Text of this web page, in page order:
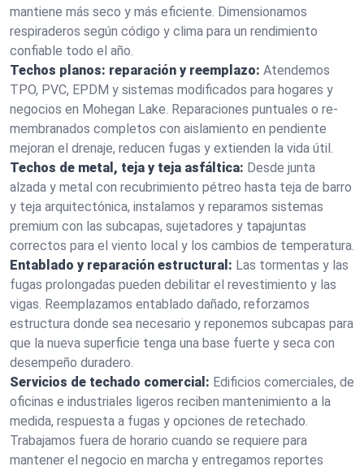
mantiene más seco y más eficiente. Dimensionamos
respiraderos según código y clima para un rendimiento
confiable todo el año.
Techos planos: reparación y reemplazo: Atendemos
TPO, PVC, EPDM y sistemas modificados para hogares y
negocios en Mohegan Lake. Reparaciones puntuales o re-
membranados completos con aislamiento en pendiente
mejoran el drenaje, reducen fugas y extienden la vida útil.
Techos de metal, teja y teja asfáltica: Desde junta
alzada y metal con recubrimiento pétreo hasta teja de barro
y teja arquitectónica, instalamos y reparamos sistemas
premium con las subcapas, sujetadores y tapajuntas
correctos para el viento local y los cambios de temperatura.
Entablado y reparación estructural: Las tormentas y las
fugas prolongadas pueden debilitar el revestimiento y las
vigas. Reemplazamos entablado dañado, reforzamos
estructura donde sea necesario y reponemos subcapas para
que la nueva superficie tenga una base fuerte y seca con
desempeño duradero.
Servicios de techado comercial: Edificios comerciales, de
oficinas e industriales ligeros reciben mantenimiento a la
medida, respuesta a fugas y opciones de retechado.
Trabajamos fuera de horario cuando se requiere para
mantener el negocio en marcha y entregamos reportes